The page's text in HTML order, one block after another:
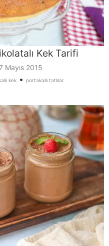
Kek Tarifi
Mayıs 2015
kek • portakallı tatlılar